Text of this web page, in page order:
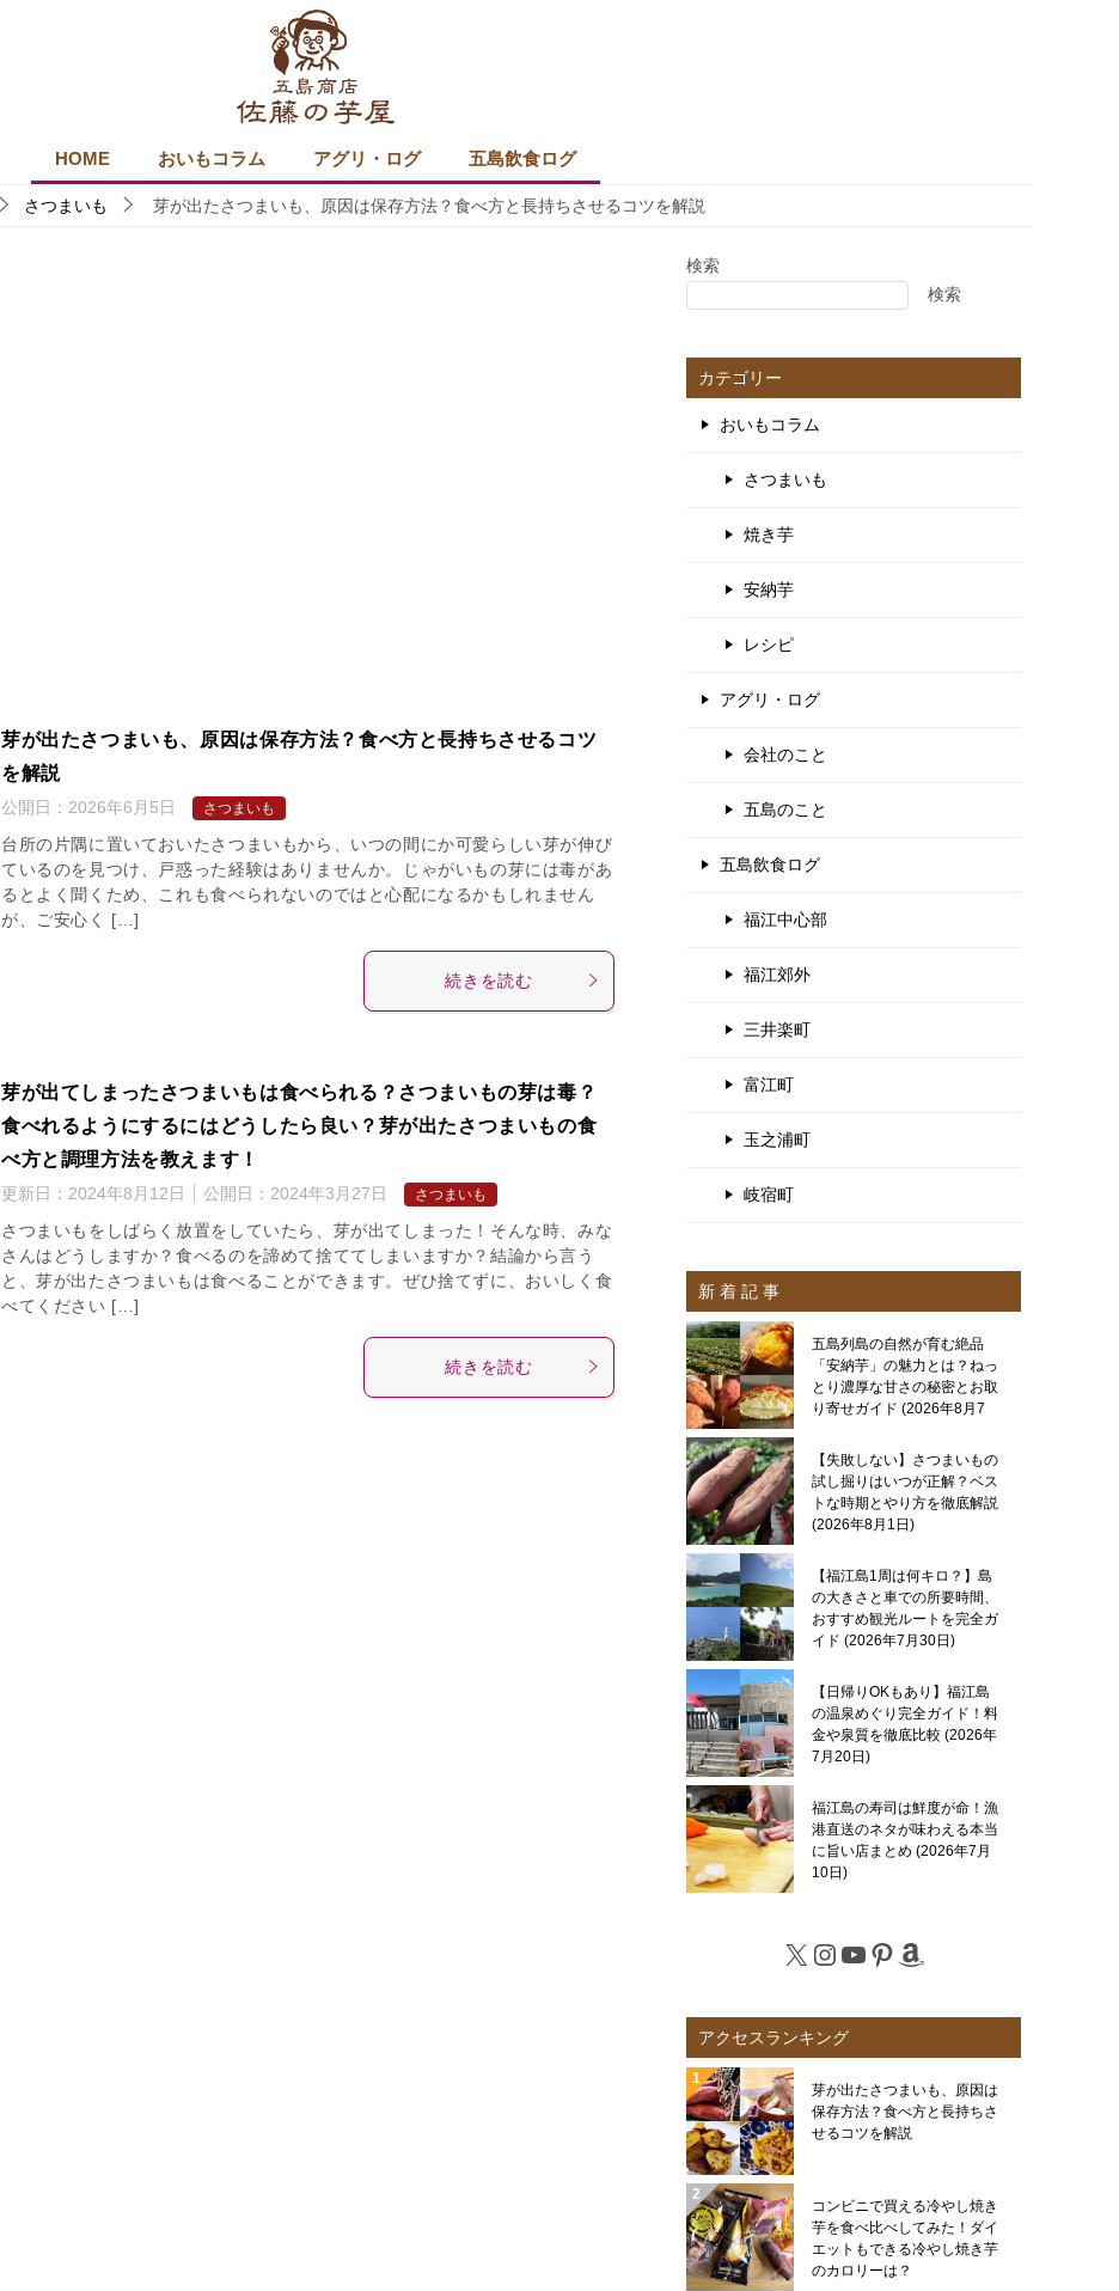
HOME おいもコラム アグリ・ログ 五島飲食ログ
さつまいも 芽が出たさつまいも、原因は保存方法？食べ方と長持ちさせるコツを解説
芽が出たさつまいも、原因は保存方法？食べ方と長持ちさせるコツ
を解説
公開日： 2026年6月5日 さつまいも
台所の片隅に置いておいたさつまいもから、いつの間にか可愛らしい芽が伸び
ているのを見つけ、戸惑った経験はありませんか。じゃがいもの芽には毒があ
るとよく聞くため、これも食べられないのではと心配になるかもしれません
が、ご安心く […]
続きを読む
芽が出てしまったさつまいもは食べられる？さつまいもの芽は毒？
食べれるようにするにはどうしたら良い？芽が出たさつまいもの食
べ方と調理方法を教えます！
更新日： 2024年8月12日 公開日： 2024年3月27日 さつまいも
さつまいもをしばらく放置をしていたら、芽が出てしまった！そんな時、みな
さんはどうしますか？食べるのを諦めて捨ててしまいますか？結論から言う
と、芽が出たさつまいもは食べることができます。ぜひ捨てずに、おいしく食
べてください […]
続きを読む
検索
検索
カテゴリー
おいもコラム
さつまいも
焼き芋
安納芋
レシピ
アグリ・ログ
会社のこと
五島のこと
五島飲食ログ
福江中心部
福江郊外
三井楽町
富江町
玉之浦町
岐宿町
新 着 記 事
五島列島の自然が育む絶品
「安納芋」の魅力とは？ねっ
とり濃厚な甘さの秘密とお取
り寄せガイド 2026年8月7
【失敗しない】さつまいもの
試し掘りはいつが正解？ベス
トな時期とやり方を徹底解説
2026年8月1日
【福江島1周は何キロ？】島
の大きさと車での所要時間、
おすすめ観光ルートを完全ガ
イド 2026年7月30日
【日帰りOKもあり】福江島
の温泉めぐり完全ガイド！料
金や泉質を徹底比較 2026年
7月20日
福江島の寿司は鮮度が命！漁
港直送のネタが味わえる本当
に旨い店まとめ 2026年7月
10日
X Instagram
YouTube
Pinterest
Amazon
アクセスランキング
芽が出たさつまいも、原因は
保存方法？食べ方と長持ちさ
せるコツを解説
コンビニで買える冷やし焼き
芋を食べ比べしてみた！ダイ
エットもできる冷やし焼き芋
のカロリーは？